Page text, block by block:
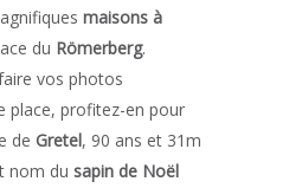
maisons à
du Römerberg.
vos photos
place, profitez-en pour
de Gretel, 90 ans et 31m
nom du sapin de Noël